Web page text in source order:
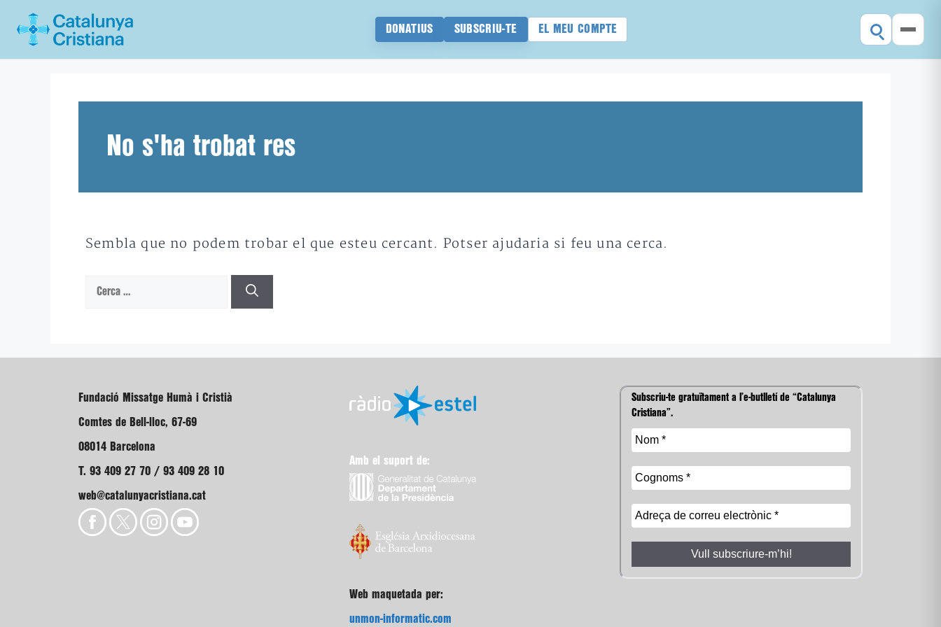
DONATIUS SUBSCRIU-TE EL MEU COMPTE
No s'ha trobat res
Sembla que no podem trobar el que esteu cercant. Potser ajudaria si feu una cerca.
Cerca:
Fundació Missatge Humà i Cristià
Comtes de Bell-lloc, 67-69
08014 Barcelona
T. 93 409 27 70 / 93 409 28 10
web@catalunyacristiana.cat
Amb el suport de:
Web maquetada per:
unmon-informatic.com
Subscriu-te gratuïtament a l’e-butlletí de “Catalunya
Cristiana”.